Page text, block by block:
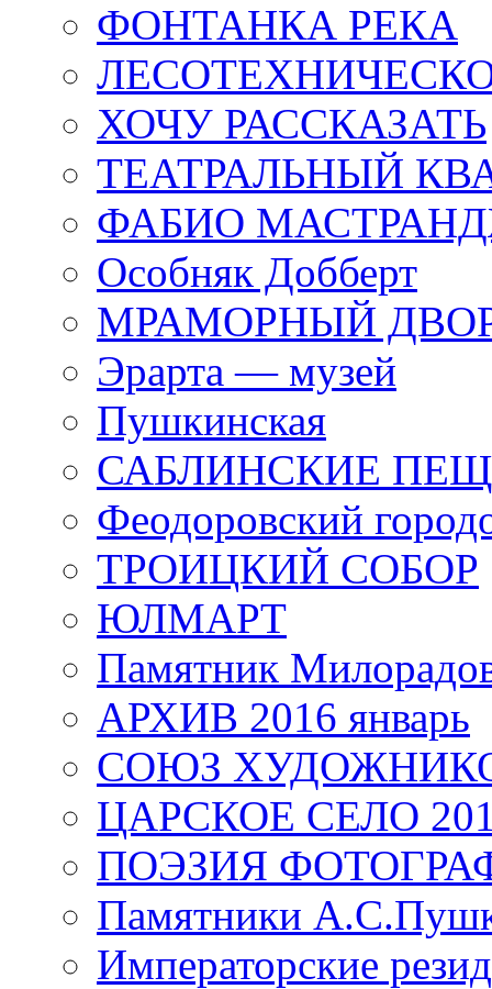
ФОНТАНКА РЕКА
ХОЧУ РАССКАЗАТЬ
ТЕАТРАЛЬНЫЙ
ФАБИО
Особняк Добберт
МРАМОРНЫЙ
Эрарта — музей
Пушкинская
САБЛИНСКИЕ
Феодоровский
ТРОИЦКИЙ СОБОР
ЮЛМАРТ
Памятник
АРХИВ 2016 январь
СОЮЗ
ЦАРСКОЕ СЕЛО
ПОЭЗИЯ
Памятники
Императорские